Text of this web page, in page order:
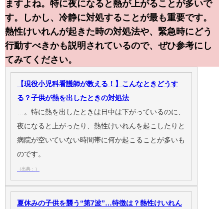
ますよね。特に夜になると熱が上がることが多いで
す。しかし、冷静に対処することが最も重要です。
熱性けいれんが起きた時の対処法や、緊急時にどう
行動すべきかも説明されているので、ぜひ参考にし
てみてください。
【現役小児科看護師が教える！】こんなときどうす
る？子供が熱を出したときの対処法
…。特に熱を出したときは日中は下がっているのに、
夜になると上がったり、熱性けいれんを起こしたりと
病院が空いていない時間帯に何か起こることが多いも
のです。
（出典：）
夏休みの子供を襲う“第7波”…特徴は？熱性けいれん